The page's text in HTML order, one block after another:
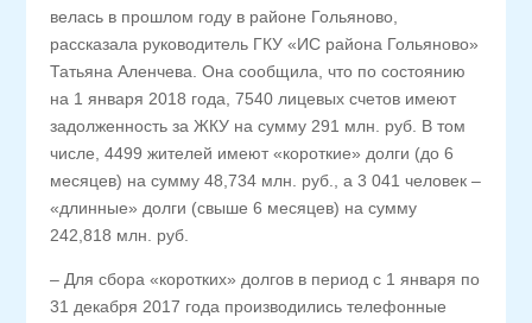
велась в прошлом году в районе Гольяново,
рассказала руководитель ГКУ «ИС района Гольяново»
Татьяна Аленчева. Она сообщила, что по состоянию
на 1 января 2018 года, 7540 лицевых счетов имеют
задолженность за ЖКУ на сумму 291 млн. руб. В том
числе, 4499 жителей имеют «короткие» долги (до 6
месяцев) на сумму 48,734 млн. руб., а 3 041 человек –
«длинные» долги (свыше 6 месяцев) на сумму
242,818 млн. руб.
– Для сбора «коротких» долгов в период с 1 января по
31 декабря 2017 года производились телефонные